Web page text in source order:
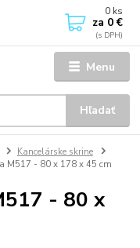
Menu
Hľadať
0 ks
za 0 €
Kancelárske skrine
M517 - 80 x 178 x 45 cm
- 80 x